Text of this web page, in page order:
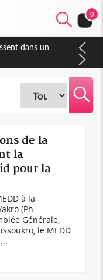
0
dans un
de la
la
pour la
à la
(Ph
Générale,
le MEDD